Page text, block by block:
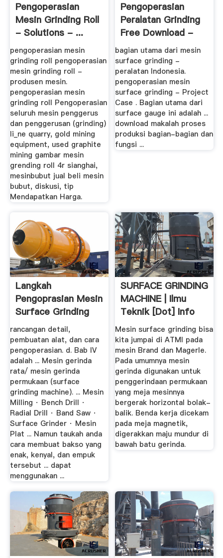
Pengoperasian
Mesin Grinding Roll
- Solutions - ...
pengoperasian mesin
grinding roll pengoperasian
mesin grinding roll -
produsen mesin.
pengoperasian mesin
grinding roll Pengoperasian
seluruh mesin penggerus
dan penggerusan (grinding)
li_ne quarry, gold mining
equipment, used graphite
mining gambar mesin
grending roll 4r sianghai,
mesinbubut jual beli mesin
bubut, diskusi, tip
Mendapatkan Harga.
Pengoperasian
Peralatan Grinding
Free Download -
Indonesia ...
bagian utama dari mesin
surface grinding -
peralatan Indonesia.
pengoperasian mesin
surface grinding - Project
Case . Bagian utama dari
surface gauge ini adalah ...
download makalah proses
produksi bagian-bagian dan
fungsi ...
Langkah
Pengoprasian Mesin
Surface Grinding
rancangan detail,
pembuatan alat, dan cara
pengoperasian. d. Bab IV
adalah ... Mesin gerinda
rata/ mesin gerinda
permukaan (surface
grinding machine). ... Mesin
Milling · Bench Drill ·
Radial Drill · Band Saw ·
Surface Grinder · Mesin
Plat ... Namun taukah anda
cara membuat bakso yang
enak, kenyal, dan empuk
tersebut ... dapat
menggunakan ...
SURFACE GRINDING
MACHINE | Ilmu
Teknik [dot] Info
Mesin surface grinding bisa
kita jumpai di ATMI pada
mesin Brand dan Magerle.
Pada umumnya mesin
gerinda digunakan untuk
penggerindaan permukaan
yang meja mesinnya
bergerak horizontal bolak-
balik. Benda kerja dicekam
pada meja magnetik,
digerakkan maju mundur di
bawah batu gerinda.